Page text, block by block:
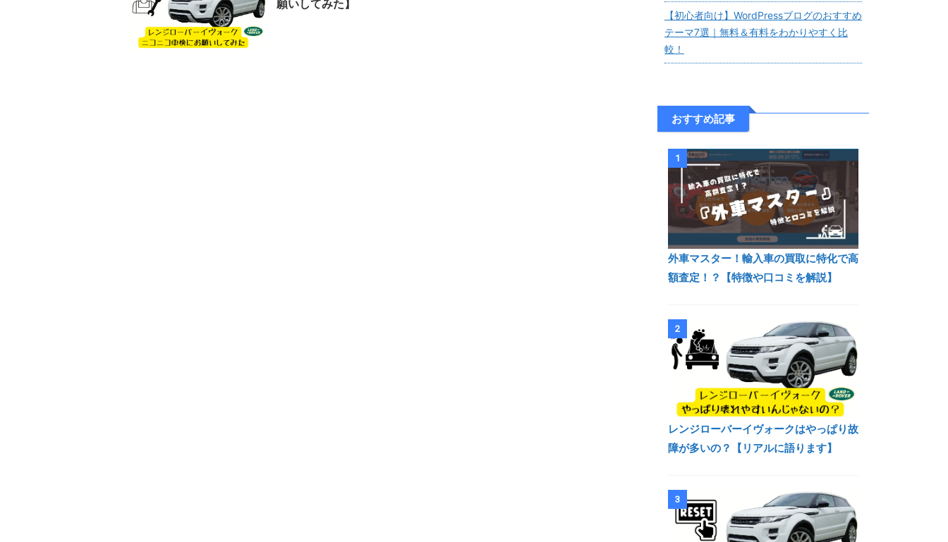
願いしてみた】
【初心者向け】WordPressブログのおすすめ
テーマ7選｜無料＆有料をわかりやすく比
較！
おすすめ記事
1
外車マスター！輸入車の買取に特化で高
額査定！？【特徴や口コミを解説】
2
レンジローバーイヴォークはやっぱり故
障が多いの？【リアルに語ります】
3